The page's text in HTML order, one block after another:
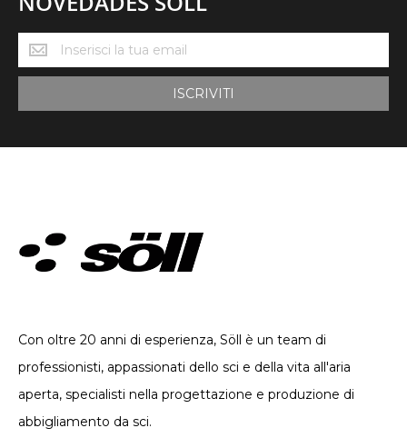
Novedades
Söll
ISCRIVITI
Con oltre 20 anni di esperienza, Söll è un team di
professionisti, appassionati dello sci e della vita all'aria
aperta, specialisti nella progettazione e produzione di
abbigliamento da sci.